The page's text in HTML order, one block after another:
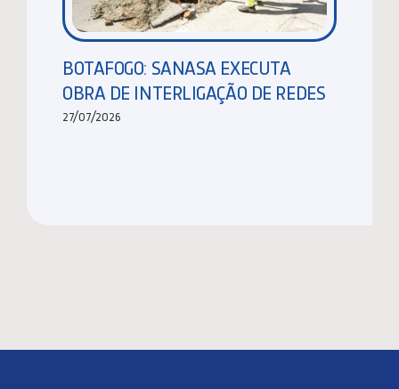
BOTAFOGO: SANASA EXECUTA
OBRA DE INTERLIGAÇÃO DE REDES
27/07/2026